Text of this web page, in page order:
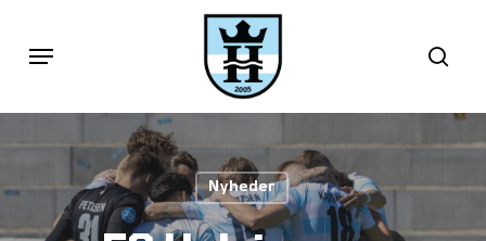
Menu
Nyheder